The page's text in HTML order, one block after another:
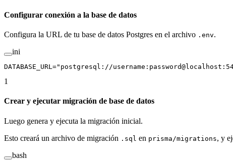
Configurar conexión a la base de datos
Configura la URL de tu base de datos Postgres en el archivo .env.
ini
DATABASE_URL="postgresql://
1
Crear y ejecutar migración de base de datos
Luego genera y ejecuta la migración inicial.
Esto creará un archivo de migración .sql en prisma/migrations, y
bash